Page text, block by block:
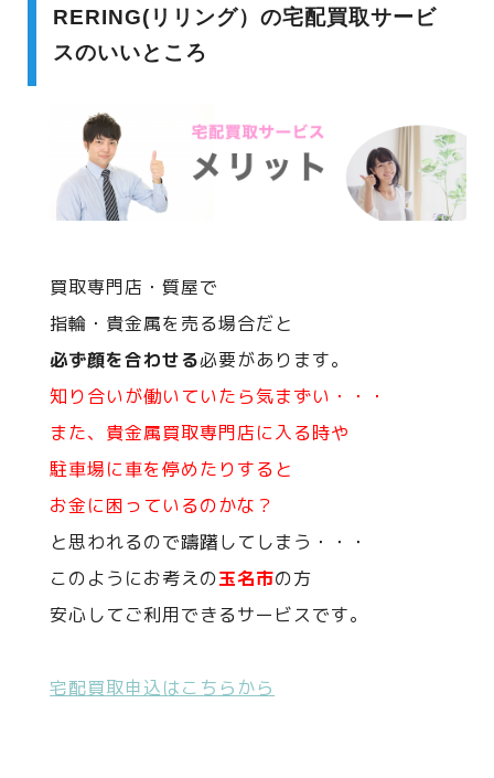
RERING(リリング）の宅配買取サービ
スのいいところ
買取専門店・質屋で
指輪・貴金属を売る場合だと
必ず顔を合わせる必要があります。
知り合いが働いていたら気まずい・・・
また、貴金属買取専門店に入る時や
駐車場に車を停めたりすると
お金に困っているのかな？
と思われるので躊躇してしまう・・・
このようにお考えの玉名市の方
安心してご利用できるサービスです。
宅配買取申込はこちらから